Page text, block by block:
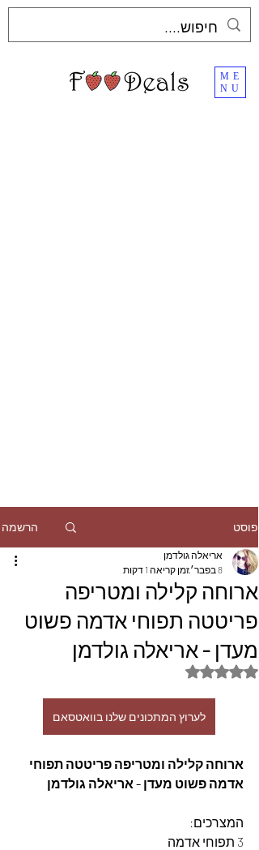
ME
NU
פוסט הרשמה
ארוחה קלילה ומטריפה
פריטטה תפוחי אדמה פשוט
מעדן - אריאלה גולדמן
אריאלה גולדמן
8 בפבר׳
זמן קריאה 1 דקות
דירוג של NaN מתוך 5 כוכבים
לערוץ המתכונים שלנו בוואטסאם
ארוחה קלילה ומטריפה פריטטה תפוחי
אדמה פשוט מעדן - אריאלה גולדמן
המצרכים:
3 תפוחי אדמה